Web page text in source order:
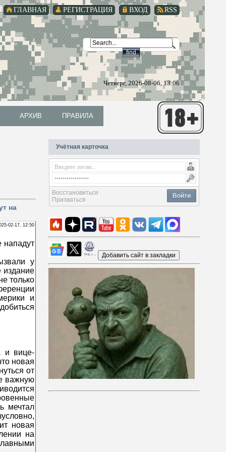
RSS
ВХОД
РЕГИСТРАЦИЯ
ГЛАВНАЯ
Четверг, 2026-08-06, 13:06
АРХИВ ПРАВИЛА
на
02-17, 12:50
у
издание
только
и
и вице-
новая
от
важную
мечтал
новая
на
Учётная карточка
Войти
Восстановиться
Призваться